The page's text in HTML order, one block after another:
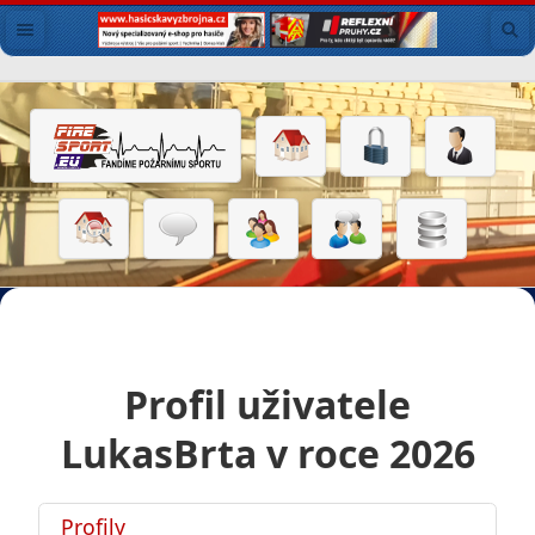
Profil uživatele
LukasBrta v roce 2026
Profily